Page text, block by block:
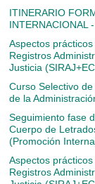
ITINERARIO
INTERNACIONAL
Aspectos
Registros
Justicia
Curso Selectivo
de la
Seguimiento fase
Cuerpo de
(Promoción
Aspectos
Registros